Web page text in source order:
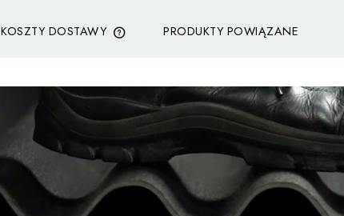
KOSZTY DOSTAWY
KOSZTÓW PŁATNOŚCI
PRODUKTY POWIĄZANE